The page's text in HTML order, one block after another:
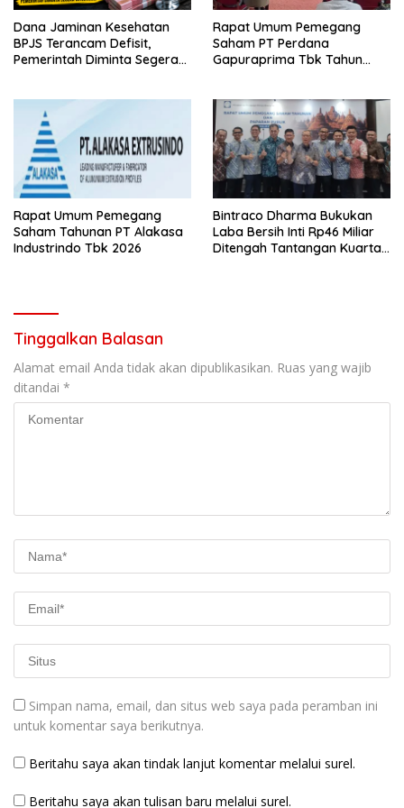
Dana Jaminan Kesehatan
BPJS Terancam Defisit,
Pemerintah Diminta Segera
Rapat Umum Pemegang
Saham PT Perdana
Gapuraprima Tbk Tahun
Rapat Umum Pemegang
Saham Tahunan PT Alakasa
Industrindo Tbk 2026
Bintraco Dharma Bukukan
Laba Bersih Inti Rp46 Miliar
Ditengah Tantangan Kuartal
Tinggalkan Balasan
Alamat email Anda tidak akan dipublikasikan. Ruas yang wajib
ditandai *
Simpan nama, email, dan situs web saya pada peramban ini
untuk komentar saya berikutnya.
Beritahu saya akan tindak lanjut komentar melalui surel.
Beritahu saya akan tulisan baru melalui surel.